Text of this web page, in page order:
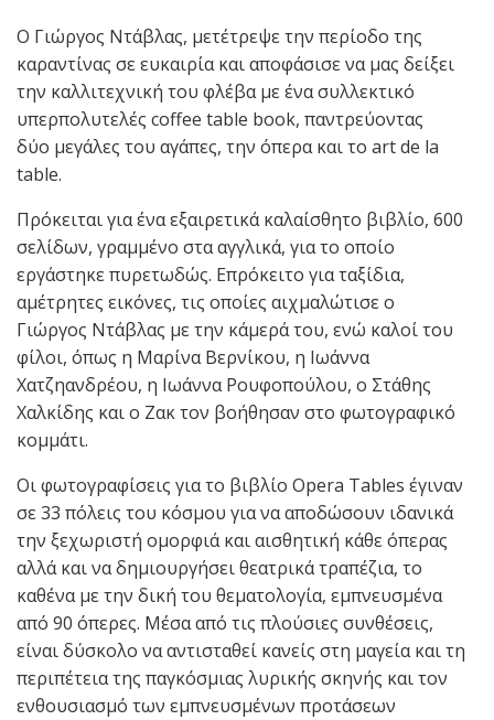
Ο Γιώργος Ντάβλας, μετέτρεψε την περίοδο της
καραντίνας σε ευκαιρία και αποφάσισε να μας δείξει
την καλλιτεχνική του φλέβα με ένα συλλεκτικό
υπερπολυτελές coffee table book, παντρεύοντας
δύο μεγάλες του αγάπες, την όπερα και το art de la
table.
Πρόκειται για ένα εξαιρετικά καλαίσθητο βιβλίο, 600
σελίδων, γραμμένο στα αγγλικά, για το οποίο
εργάστηκε πυρετωδώς. Επρόκειτο για ταξίδια,
αμέτρητες εικόνες, τις οποίες αιχμαλώτισε ο
Γιώργος Ντάβλας με την κάμερά του, ενώ καλοί του
φίλοι, όπως η Μαρίνα Βερνίκου, η Ιωάννα
Χατζηανδρέου, η Ιωάννα Ρουφοπούλου, ο Στάθης
Χαλκίδης και ο Ζακ τον βοήθησαν στο φωτογραφικό
κομμάτι.
Οι φωτογραφίσεις για το βιβλίο Opera Tables έγιναν
σε 33 πόλεις του κόσμου για να αποδώσουν ιδανικά
την ξεχωριστή ομορφιά και αισθητική κάθε όπερας
αλλά και να δημιουργήσει θεατρικά τραπέζια, το
καθένα με την δική του θεματολογία, εμπνευσμένα
από 90 όπερες. Μέσα από τις πλούσιες συνθέσεις,
είναι δύσκολο να αντισταθεί κανείς στη μαγεία και τη
περιπέτεια της παγκόσμιας λυρικής σκηνής και τον
ενθουσιασμό των εμπνευσμένων προτάσεων